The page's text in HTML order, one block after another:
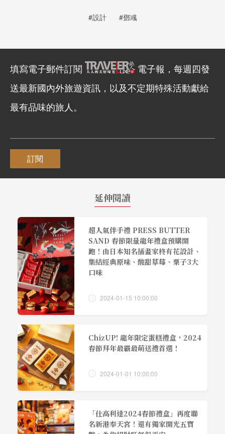
#設計 #鄧彧
填寫電子郵件訂閱
電子報，每週四發
送最新國內外旅遊資訊，以及不定期特殊活動獻給
最有品味的旅人。
訂閱
延伸閱讀
超人氣伴手禮 PRESS BUTTER
SAND 春節限量龍年禮盒預購開
跑！由日本知名插畫家柊有花設計、
集結經典原味、酸甜草莓、栗子3大
口味
2024-01-15 10:00:00
ChizUP! 龍年限定蛋糕禮盒，2024
春節拜年最霸最萌送禮首選！
2024-01-01 10:00:00
「仕高利達2024春節禮盒」再度聯
名新港奉天宮！還有獨家開光五寶